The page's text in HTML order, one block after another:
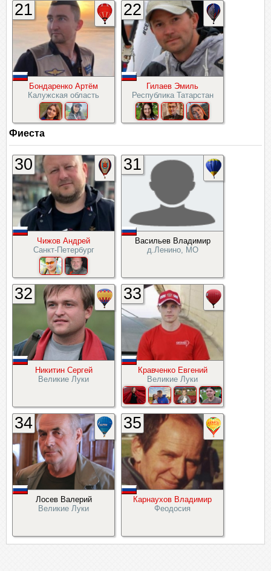
Бондаренко Артём
Калужская область
21
Гилаев Эмиль
Республика Татарстан
22
Фиеста
Чижов Андрей
Санкт-Петербург
30
Васильев Владимир
д.Ленино, МО
31
Никитин Сергей
Великие Луки
32
Кравченко Евгений
Великие Луки
33
Лосев Валерий
Великие Луки
34
Карнаухов Владимир
Феодосия
35